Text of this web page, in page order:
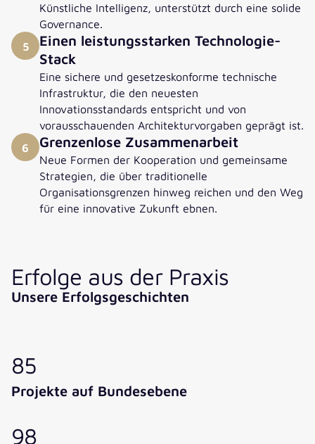
Künstliche Intelligenz, unterstützt durch eine solide
Governance.
5
Einen leistungsstarken Technologie-
Stack
Eine sichere und gesetzeskonforme technische
Infrastruktur, die den neuesten
Innovationsstandards entspricht und von
vorausschauenden Architekturvorgaben geprägt ist.
6
Grenzenlose Zusammenarbeit
Neue Formen der Kooperation und gemeinsame
Strategien, die über traditionelle
Organisationsgrenzen hinweg reichen und den Weg
für eine innovative Zukunft ebnen.
Erfolge aus der Praxis
Unsere Erfolgsgeschichten
85
Projekte auf Bundesebene
98